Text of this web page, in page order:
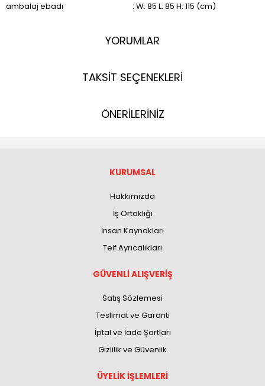
ambalaj ebadı : W: 85 L: 85 H: 115 (cm)
YORUMLAR
TAKSİT SEÇENEKLERİ
ÖNERİLERİNİZ
KURUMSAL
Hakkımızda
İş Ortaklığı
İnsan Kaynakları
Teif Ayrıcalıkları
GÜVENLİ ALIŞVERİŞ
Satış Sözlemesi
Teslimat ve Garanti
İptal ve İade Şartları
Gizlilik ve Güvenlik
ÜYELİK İŞLEMLERİ